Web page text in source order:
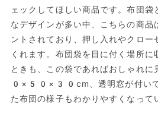
ェックしてほしい商品です。布団袋
なデザインが多い中、こちらの商品
ントされており、押し入れやクロー
くれます。布団袋を目に付く場所に
ときも、この袋であればおしゃれ
0×50×30cm、透明窓が付いて
た布団の様子もわかりやすくなって